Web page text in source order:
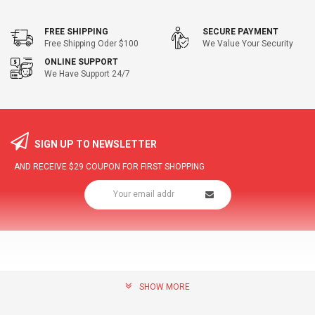
FREE SHIPPING
Free Shipping Oder $100
SECURE PAYMENT
We Value Your Security
ONLINE SUPPORT
We Have Support 24/7
SIGN UP TO NEWSLETTER
AND RECEIVE $29 COUPON FOR FIRST SHOPPING
SHOW MORE